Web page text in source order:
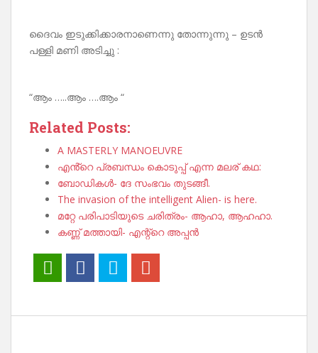
ദൈവം ഇടുക്കിക്കാരനാണെന്നു തോന്നുന്നു – ഉടൻ
പള്ളി മണി അടിച്ചു :
“ആം …..ആം ….ആം “
Related Posts:
A MASTERLY MANOEUVRE
എൻ്റെ പ്രബന്ധം കൊടുപ്പ് എന്ന മലര് കഥ:
ബോഡികൾ- ദേ സംഭവം തുടങ്ങീ.
The invasion of the intelligent Alien- is here.
മറ്റേ പരിപാടിയുടെ ചരിത്രം- ആഹാ, ആഹഹാ.
കണ്ണ് മത്തായി- എന്റ്റെ അപ്പൻ